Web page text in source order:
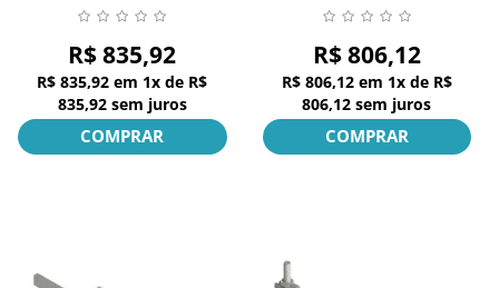
R$ 835,92
R$ 835,92 em 1x de R$
835,92 sem juros
COMPRAR
R$ 806,12
R$ 806,12 em 1x de R$
806,12 sem juros
COMPRAR